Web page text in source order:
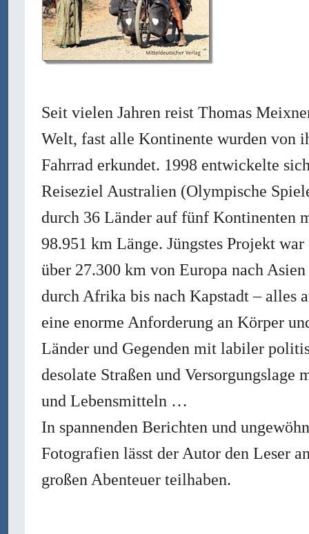
Seit vielen Jahren reist Thomas
Welt, fast alle Kontinente wurden von
Fahrrad erkundet. 1998 entwickelte
Reiseziel Australien (Olympische
durch 36 Länder auf fünf Kontinenten
98.951 km Länge. Jüngstes Projekt war
über 27.300 km von Europa nach
durch Afrika bis nach Kapstadt – alles
eine enorme Anforderung an Körper
Länder und Gegenden mit labiler
desolate Straßen und Versorgungslage
und Lebensmitteln …
In spannenden Berichten und
Fotografien lässt der Autor den Leser
großen Abenteuer teilhaben.